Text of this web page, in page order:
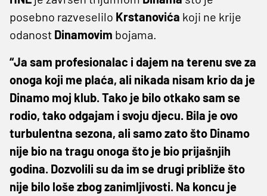
posebno razveselilo Krstanovića koji ne krije
odanost Dinamovim bojama.
“Ja sam profesionalac i dajem na terenu sve za
onoga koji me plaća, ali nikada nisam krio da je
Dinamo moj klub. Tako je bilo otkako sam se
rodio, tako odgajam i svoju djecu. Bila je ovo
turbulentna sezona, ali samo zato što Dinamo
nije bio na tragu onoga što je bio prijašnjih
godina. Dozvolili su da im se drugi približe što
nije bilo loše zbog zanimljivosti. Na koncu je